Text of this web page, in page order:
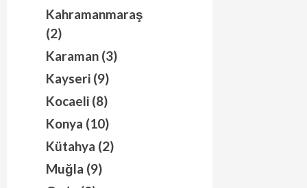
Kahramanmaraş
(2)
Karaman (3)
Kayseri (9)
Kocaeli (8)
Konya (10)
Kütahya (2)
Muğla (9)